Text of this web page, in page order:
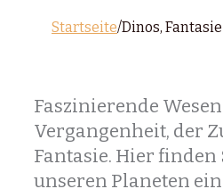
Startseite/Dinos,
Faszinierende
Vergangenheit, der
Fantasie. Hier finden
unseren Planeten